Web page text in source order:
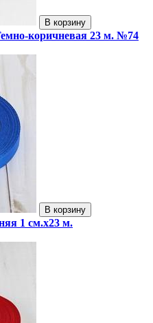
В корзину
коричневая 23 м. №74
В корзину
1 см.х23 м.